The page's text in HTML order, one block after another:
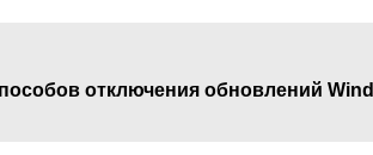
отключения обновлений